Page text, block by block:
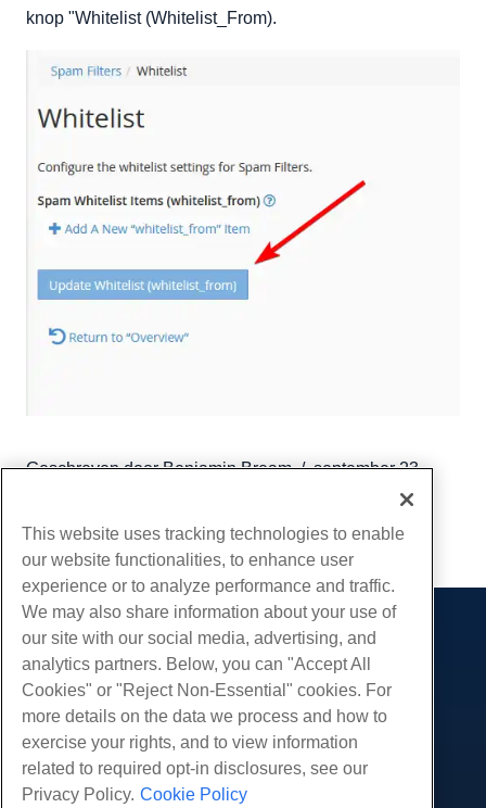
knop "Whitelist (Whitelist_From).
Geschreven door Benjamin Bream/september 23,
Kopiëren URL
Producten
Web hosting
Zakelijke hosting
White Label-wederverkoper
Beheerde Linux VPS
Diensten
Website-migraties
Gemeenschap
Productdocumentatie
Tutorials
Bedrijf
Over ons
This website uses tracking technologies to enable
our website functionalities, to enhance user
experience or to analyze performance and traffic.
We may also share information about your use of
our site with our social media, advertising, and
analytics partners. Below, you can "Accept All
Cookies" or "Reject Non-Essential" cookies. For
more details on the data we process and how to
exercise your rights, and to view information
related to required opt-in disclosures, see our
Privacy Policy. Cookie Policy